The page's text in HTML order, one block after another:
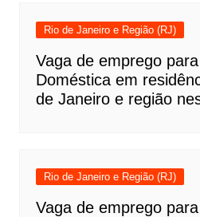
Rio de Janeiro e Região (RJ)
Vaga de emprego
Doméstica em
de Janeiro e região
Rio de Janeiro e Região (RJ)
Vaga de emprego